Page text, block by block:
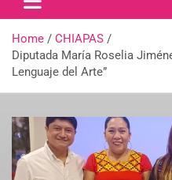
Home
CHIAPAS
Diputada María Roselia
Lenguaje del Arte”